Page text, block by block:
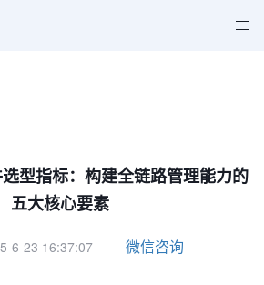
型指标：构建全链路管理能力的
五大核心要素
6-23 16:37:07 微信咨询